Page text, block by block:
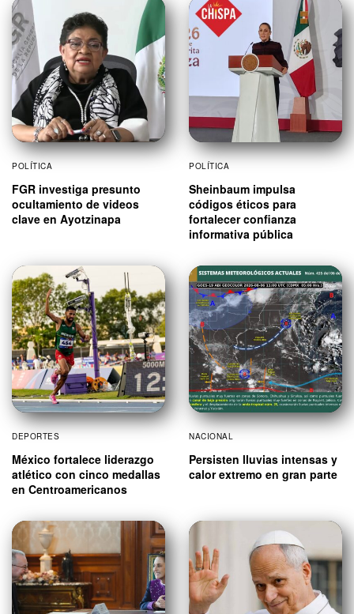
POLÍTICA
FGR investiga presunto
ocultamiento de videos
clave en Ayotzinapa
POLÍTICA
Sheinbaum impulsa
códigos éticos para
fortalecer confianza
informativa pública
DEPORTES
México fortalece liderazgo
atlético con cinco medallas
en Centroamericanos
NACIONAL
Persisten lluvias intensas y
calor extremo en gran parte